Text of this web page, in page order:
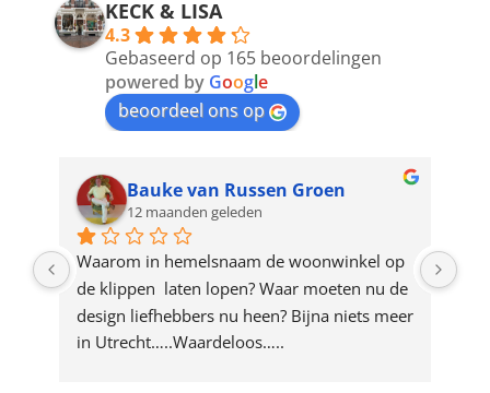
address
product
KECK & LISA
4.3
Gebaseerd op 165 beoordelingen
powered by Google
beoordeel ons op
Bauke van Russen Groen
12 maanden geleden
Waarom in hemelsnaam de woonwinkel op
de klippen  laten lopen? Waar moeten nu de
design liefhebbers nu heen? Bijna niets meer
in Utrecht…..Waardeloos…..